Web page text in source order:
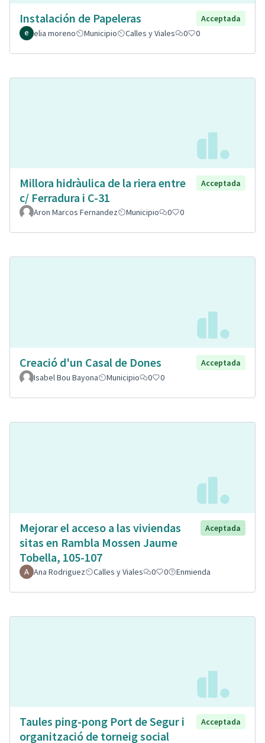
Instalación de Papeleras
Acceptada
elia moreno
Municipio Calles y Viales 0 0
Millora hidràulica de la riera entre
c/ Ferradura i C-31
Acceptada
Aron Marcos Fernandez Municipio 0 0
Creació d'un Casal de Dones
Acceptada
Isabel Bou Bayona
Municipio 0 0
Mejorar el acceso a las viviendas
sitas en Rambla Mossen Jaume
Tobella, 105-107
Aceptada
Ana Rodriguez Calles y Viales 0 0 Enmienda
Taules ping-pong Port de Segur i
organització de torneig social
Acceptada